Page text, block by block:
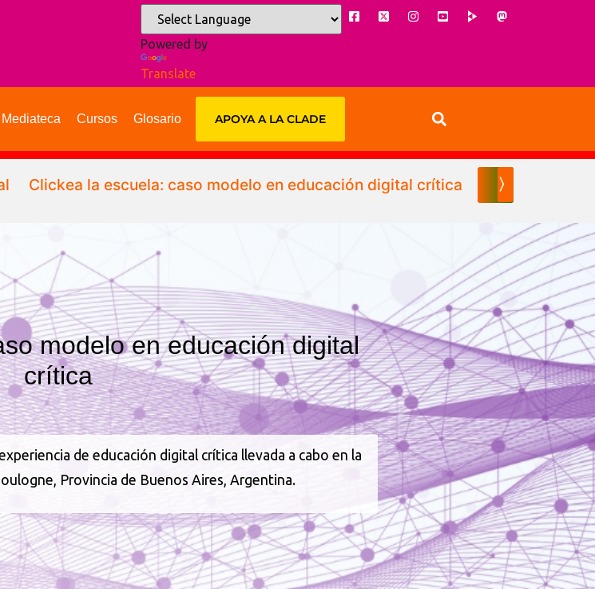
Powered by
Translate
Mediateca Cursos Glosario APOYA A LA CLADE
Clickea la escuela: caso modelo en educación digital crítica ¿Cómo lo
〉
modelo en educación digital
crítica
de educación digital crítica llevada a cabo en la
Provincia de Buenos Aires, Argentina.